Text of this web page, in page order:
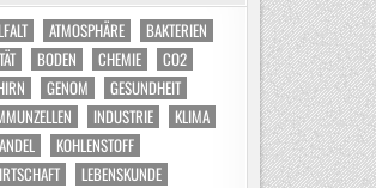
ATMOSPHÄRE
BAKTERIEN
BODEN CHEMIE
CO2
GENOM
GESUNDHEIT
INDUSTRIE
KLIMA
KOHLENSTOFF
LEBENSKUNDE